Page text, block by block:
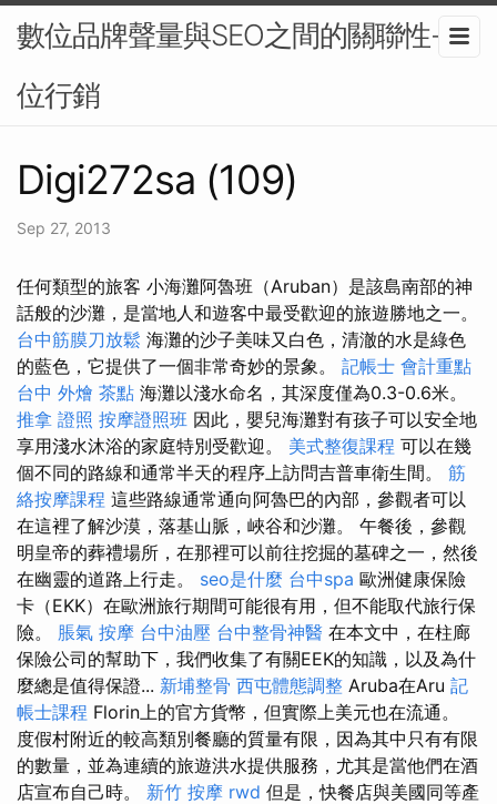
數位品牌聲量與SEO之間的關聯性-數
位行銷
Digi272sa (109)
Sep 27, 2013
任何類型的旅客 小海灘阿魯班（Aruban）是該島南部的神
話般的沙灘，是當地人和遊客中最受歡迎的旅遊勝地之一。
台中筋膜刀放鬆 海灘的沙子美味又白色，清澈的水是綠色
的藍色，它提供了一個非常奇妙的景象。 記帳士 會計重點
台中 外燴 茶點 海灘以淺水命名，其深度僅為0.3-0.6米。
推拿 證照 按摩證照班 因此，嬰兒海灘對有孩子可以安全地
享用淺水沐浴的家庭特別受歡迎。 美式整復課程 可以在幾
個不同的路線和通常半天的程序上訪問吉普車衛生間。 筋
絡按摩課程 這些路線通常通向阿魯巴的內部，參觀者可以
在這裡了解沙漠，落基山脈，峽谷和沙灘。 午餐後，參觀
明皇帝的葬禮場所，在那裡可以前往挖掘的墓碑之一，然後
在幽靈的道路上行走。 seo是什麼 台中spa 歐洲健康保險
卡（EKK）在歐洲旅行期間可能很有用，但不能取代旅行保
險。 脹氣 按摩 台中油壓 台中整骨神醫 在本文中，在柱廊
保險公司的幫助下，我們收集了有關EEK的知識，以及為什
麼總是值得保證... 新埔整骨 西屯體態調整 Aruba在Aru 記
帳士課程 Florin上的官方貨幣，但實際上美元也在流通。
度假村附近的較高類別餐廳的質量有限，因為其中只有有限
的數量，並為連續的旅遊洪水提供服務，尤其是當他們在酒
店宣布自己時。 新竹 按摩 rwd 但是，快餐店與美國同等產